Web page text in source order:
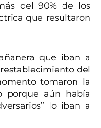
del 90% de los
que resultaron
que iban a
del
tomaron la
porque aún había
lo iban a